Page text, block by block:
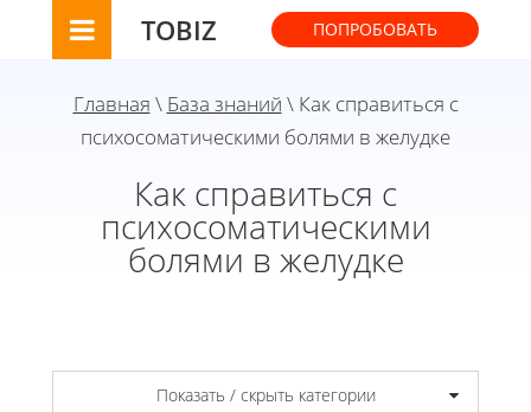
TOBIZ ПОПРОБОВАТЬ
Главная \ База знаний \ Как справиться с
психосоматическими болями в желудке
Как справиться с
психосоматическими
болями в желудке
Показать / скрыть категории